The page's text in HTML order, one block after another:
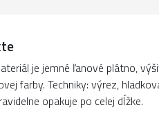
je jemné ľanové plátno,
farby. Techniky: výrez,
opakuje po celej dĺžke.